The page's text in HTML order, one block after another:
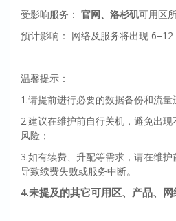
受影响服务： 官网、洛杉矶可用区
预计影响： 网络及服务将出现 6–12
温馨提示：
1.请提前进行必要的数据备份和流量
2.建议在维护前自行关机，避免出
风险；
3.如有续费、升配等需求，请在维
导致续费失败或服务中断。
4.未提及的其它可用区、产品、网